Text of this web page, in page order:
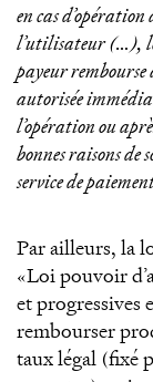
en cas
l’utilisateur (…),
payeur
autorisée
l’opération ou
bonnes raisons
service de
Par ailleurs, la
«Loi pouvoir
et progressives
rembourser
taux légal (fixé